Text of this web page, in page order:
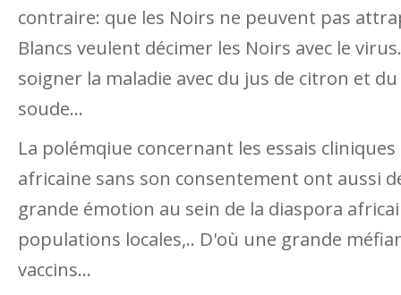
contraire: que les Noirs ne peuvent pas
Blancs veulent décimer les Noirs avec le
soigner la maladie avec du jus de citron et
soude...
La polémqiue concernant les essais
africaine sans son consentement ont aussi
grande émotion au sein de la diaspora
populations locales,.. D'où une grande
vaccins...